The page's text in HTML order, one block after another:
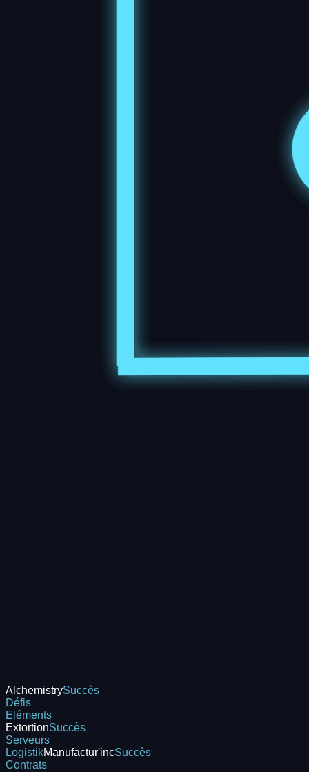
AlchemistrySuccès
Défis
Eléments
ExtortionSuccès
Serveurs
LogistikManufactur'incSuccès
Contrats